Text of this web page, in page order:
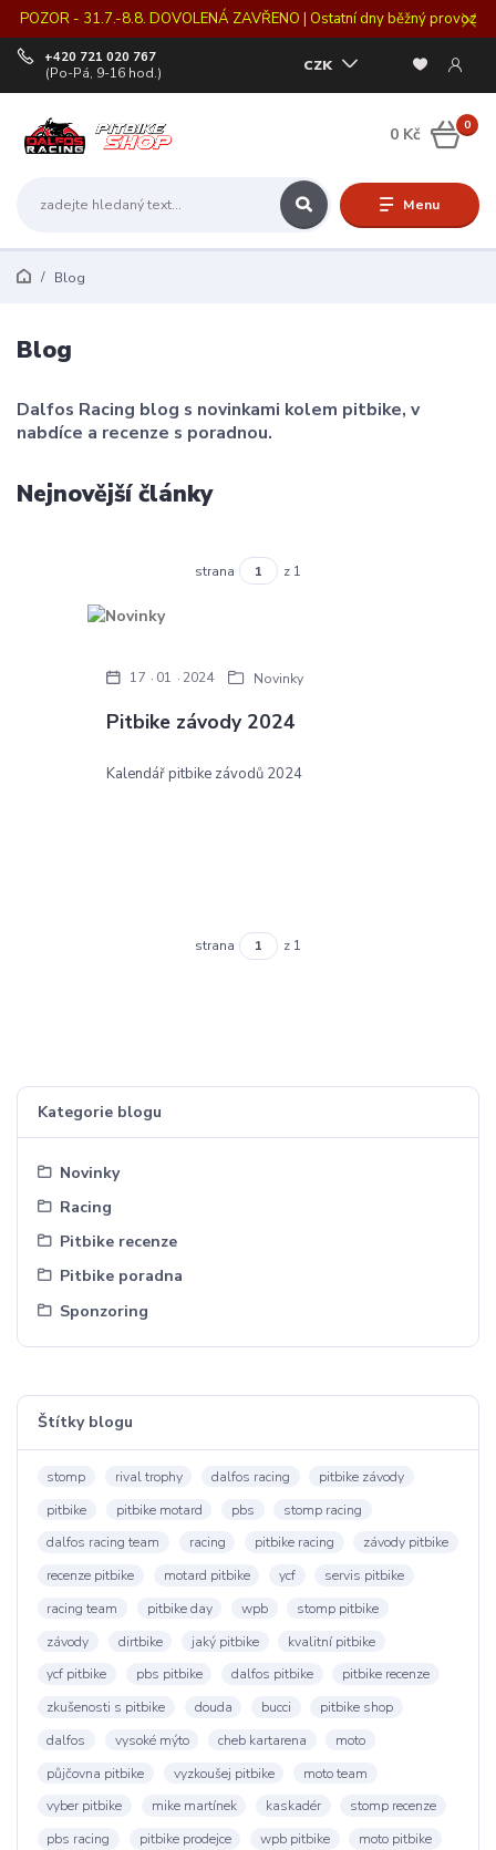
POZOR - 31.7.-8.8. DOVOLENÁ ZAVŘENO | Ostatní dny běžný provoz
Menu
CZK
+420 721 020 767
(Po-Pá, 9-16 hod.)
0
0 Kč
Blog
Kategorie blogu
Novinky
Racing
Pitbike recenze
Pitbike poradna
Sponzoring
Štítky blogu
stomp rival trophy dalfos racing
pitbike závody
pitbike
pitbike motard pbs
stomp racing
dalfos racing team
racing pitbike racing
závody pitbike
recenze pitbike
motard pitbike ycf
servis pitbike
racing team
pitbike day wpb
stomp pitbike
závody
dirtbike jaký pitbike
kvalitní pitbike
ycf pitbike
pbs pitbike dalfos pitbike
pitbike recenze
zkušenosti s pitbike
douda bucci
pitbike shop
dalfos
vysoké mýto cheb kartarena
moto
půjčovna pitbike
vyzkoušej pitbike
moto team
vyber pitbike
mike martínek kaskadér
stomp recenze
pbs racing
pitbike prodejce wpb pitbike
moto pitbike
Blog
Dalfos Racing blog s novinkami kolem pitbike, v
nabdíce a recenze s poradnou.
Nejnovější články
strana z 1
Pitbike závody 2024
17 01 2024 Novinky
Kalendář pitbike závodů 2024
strana z 1